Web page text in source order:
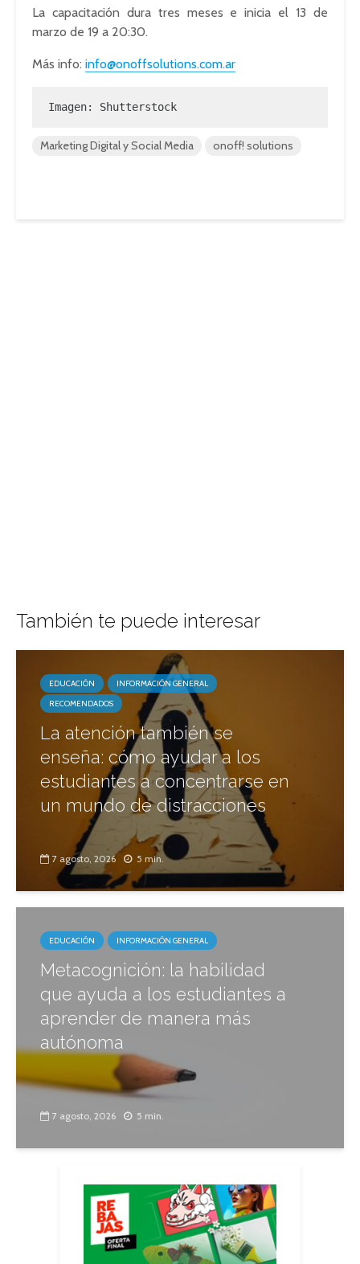
La capacitación dura tres meses e inicia el 13 de
marzo de 19 a 20:30.
Más info: info@onoffsolutions.com.ar
Imagen: Shutterstock
Marketing Digital y Social Media onoff! solutions
También te puede interesar
EDUCACIÓN
INFORMACIÓN GENERAL
RECOMENDADOS
La atención también se
enseña: cómo ayudar a los
estudiantes a concentrarse en
un mundo de distracciones
7 agosto, 2026 5 min.
EDUCACIÓN INFORMACIÓN GENERAL
Metacognición: la habilidad
que ayuda a los estudiantes a
aprender de manera más
autónoma
7 agosto, 2026 5 min.